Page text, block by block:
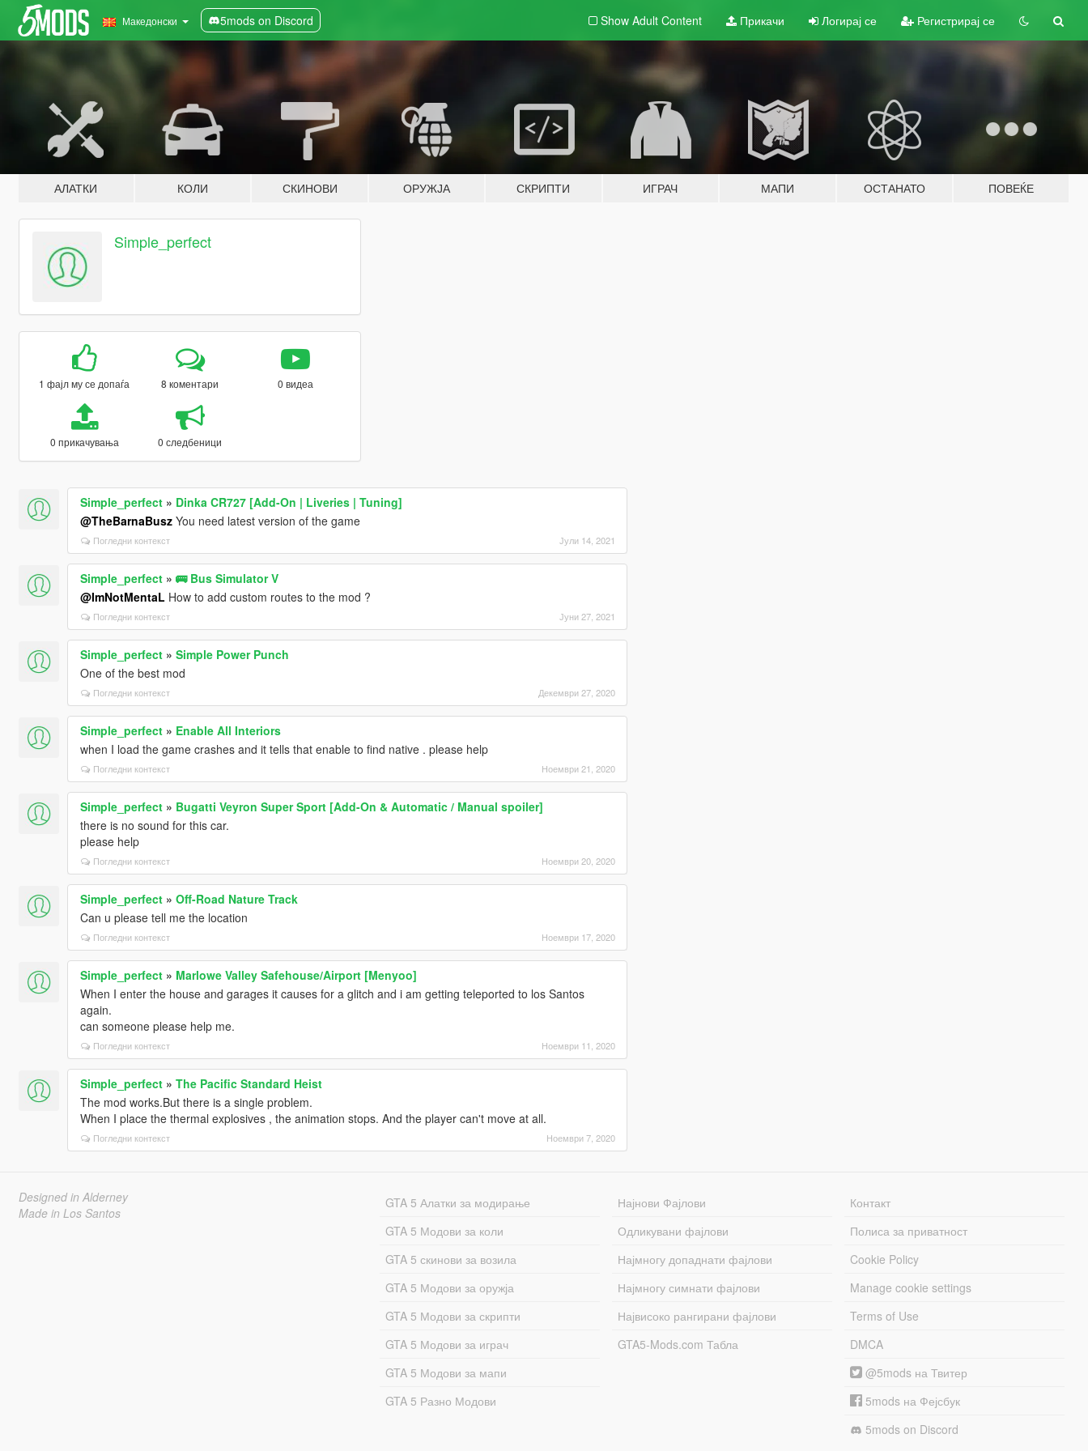
Македонски 5mods on Discord Show Adult Content Прикачи Логирај се Регистрирај се
АЛАТКИ КОЛИ СКИНОВИ ОРУЖЈА СКРИПТИ ИГРАЧ МАПИ ОСТАНАТО ПОВЕЌЕ
Simple_perfect
1 фајл му се допаѓа 8 коментари 0 видеа
0 прикачувања 0 следбеници
Simple_perfect» Dinka CR727 [Add-On | Liveries | Tuning]
@TheBarnaBuszYou need latest version of the game
Погледни контекст Јули 14, 2021
Simple_perfect» 🚌 Bus Simulator V
@ImNotMentaL How to add custom routes to the mod ?
Погледни контекст Јуни 27, 2021
Simple_perfect» Simple Power Punch
One of the best mod
Погледни контекст Декември 27, 2020
Simple_perfect» Enable All Interiors
when I load the game crashes and it tells that enable to find native . please help
Погледни контекст Ноември 21, 2020
Simple_perfect» Bugatti Veyron Super Sport [Add-On & Automatic / Manual spoiler]
there is no sound for this car.
please help
Погледни контекст Ноември 20, 2020
Simple_perfect» Off-Road Nature Track
Can u please tell me the location
Погледни контекст Ноември 17, 2020
Simple_perfect» Marlowe Valley Safehouse/Airport [Menyoo]
When I enter the house and garages it causes for a glitch and i am getting teleported to los Santos
again.
can someone please help me.
Погледни контекст Ноември 11, 2020
Simple_perfect» The Pacific Standard Heist
The mod works.But there is a single problem.
When I place the thermal explosives , the animation stops. And the player can't move at all.
Погледни контекст Ноември 7, 2020
Designed in Alderney
Made in Los Santos
GTA 5 Алатки за модирање
GTA 5 Модови за коли
GTA 5 скинови за возила
GTA 5 Модови за оружја
GTA 5 Модови за скрипти
GTA 5 Модови за играч
GTA 5 Модови за мапи
GTA 5 Разно Модови
Најнови Фајлови
Одликувани фајлови
Најмногу допаднати фајлови
Најмногу симнати фајлови
Највисоко рангирани фајлови
GTA5-Mods.com Табла
Контакт
Полиса за приватност
Cookie Policy
Manage cookie settings
Terms of Use
DMCA
@5mods на Твитер
5mods на Фејсбук
5mods on Discord